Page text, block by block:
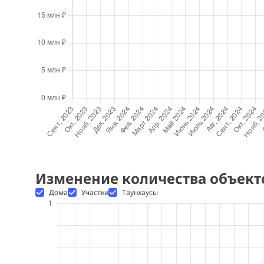
Изменение количества
Дома Участки Таунхаусы